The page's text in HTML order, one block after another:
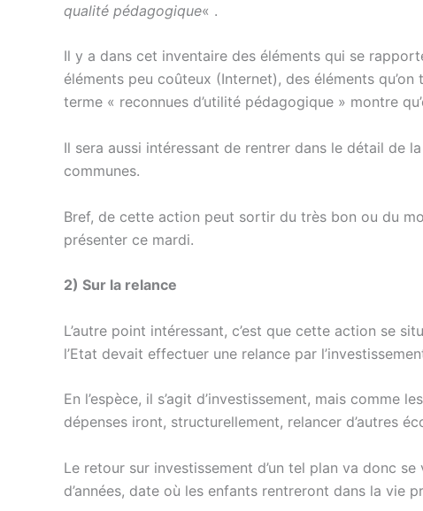
qualité pédagogique« .
Il y a dans cet inventaire des éléments qui se
éléments peu coûteux (Internet), des éléments
terme « reconnues d’utilité pédagogique » montre
Il sera aussi intéressant de rentrer dans le détail de
communes.
Bref, de cette action peut sortir du très bon ou du
présenter ce mardi.
2) Sur la relance
L’autre point intéressant, c’est que cette action se
l’Etat devait effectuer une relance par
En l’espèce, il s’agit d’investissement, mais
dépenses iront, structurellement, relancer d’autres
Le retour sur investissement d’un tel plan va donc
d’années, date où les enfants rentreront dans la vie